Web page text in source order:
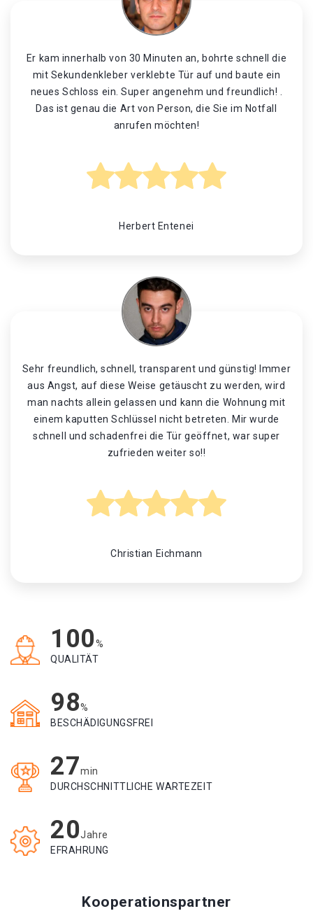
Er kam innerhalb von 30 Minuten an, bohrte schnell die
mit Sekundenkleber verklebte Tür auf und baute ein
neues Schloss ein. Super angenehm und freundlich! .
Das ist genau die Art von Person, die Sie im Notfall
anrufen möchten!
Herbert Entenei
Sehr freundlich, schnell, transparent und günstig! Immer
aus Angst, auf diese Weise getäuscht zu werden, wird
man nachts allein gelassen und kann die Wohnung mit
einem kaputten Schlüssel nicht betreten. Mir wurde
schnell und schadenfrei die Tür geöffnet, war super
zufrieden weiter so!!
Christian Eichmann
100%
QUALITÄT
98%
BESCHÄDIGUNGSFREI
27min
DURCHSCHNITTLICHE WARTEZEIT
20Jahre
EFRAHRUNG
Kooperationspartner